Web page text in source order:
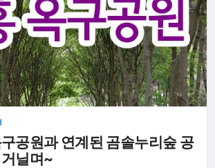
공원과 연계된 곰솔누리숲 공
닐며~